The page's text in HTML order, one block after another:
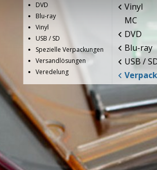
Vinyl
MC
DVD
Blu-ray
USB /
DVD
Blu-ray
Vinyl
USB / SD
Spezielle Verpackungen
Versandlösungen
Veredelung